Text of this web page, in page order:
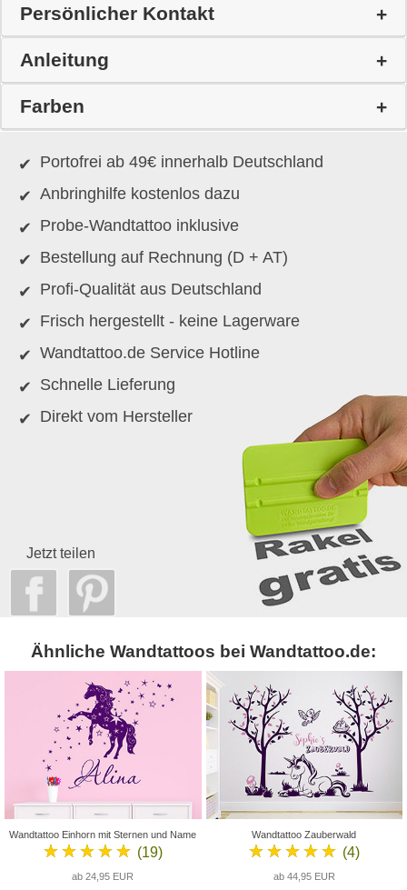
Persönlicher Kontakt
Anleitung
Farben
Portofrei ab 49€ innerhalb Deutschland
Anbringhilfe kostenlos dazu
Probe-Wandtattoo inklusive
Bestellung auf Rechnung (D + AT)
Profi-Qualität aus Deutschland
Frisch hergestellt - keine Lagerware
Wandtattoo.de Service Hotline
Schnelle Lieferung
Direkt vom Hersteller
Jetzt teilen
Ähnliche Wandtattoos bei Wandtattoo.de:
Wandtattoo Einhorn mit Sternen und Name
★★★★★ (19)
ab 24,95 EUR
Wandtattoo Zauberwald
★★★★★ (4)
ab 44,95 EUR